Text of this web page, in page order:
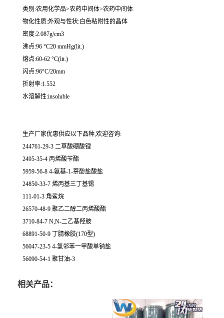
类别:农用化学品>农药中间体>农药中间体
物化性质:外观与性状:白色粘附性的晶体
密度:2.087g/cm3
沸点:96 °C20 mmHg(lit.)
熔点:60-62 °C(lit.)
闪点:96°C/20mm
折射率:1.552
水溶解性:insoluble
生产厂家优惠供应以下品种,欢迎咨询:
244761-29-3 二草酸硼酸锂
2495-35-4 丙烯酸苄酯
5959-56-8 4-氨基-1-萘酚盐酸盐
24850-33-7 烯丙基三丁基锡
111-01-3 角鲨烷
26570-48-9 聚乙二醇二丙烯酸酯
3710-84-7 N,N-二乙基羟胺
68891-50-9 丁腈橡胶(170型)
56047-23-5 4-氯邻苯一甲酸单钠盐
56090-54-1 聚甘油-3
相关产品：